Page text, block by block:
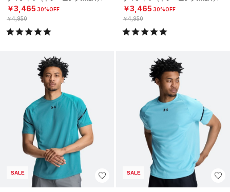
￥3,465 30%OFF
￥4,950
￥3,465 30%OFF
￥4,950
SALE SALE